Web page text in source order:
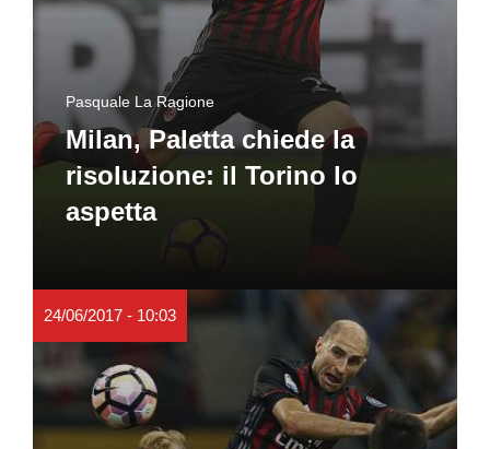
Pasquale La Ragione
Milan, Paletta chiede la
risoluzione: il Torino lo
aspetta
24/06/2017 - 10:03